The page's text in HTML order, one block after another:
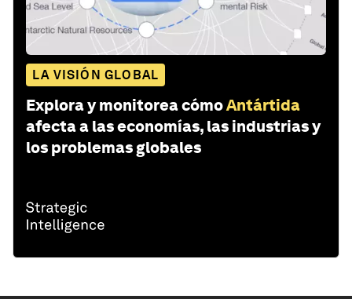
LA VISIÓN GLOBAL
Explora y monitorea cómoAntártida
afecta a las economías, las industrias y
los problemas globales